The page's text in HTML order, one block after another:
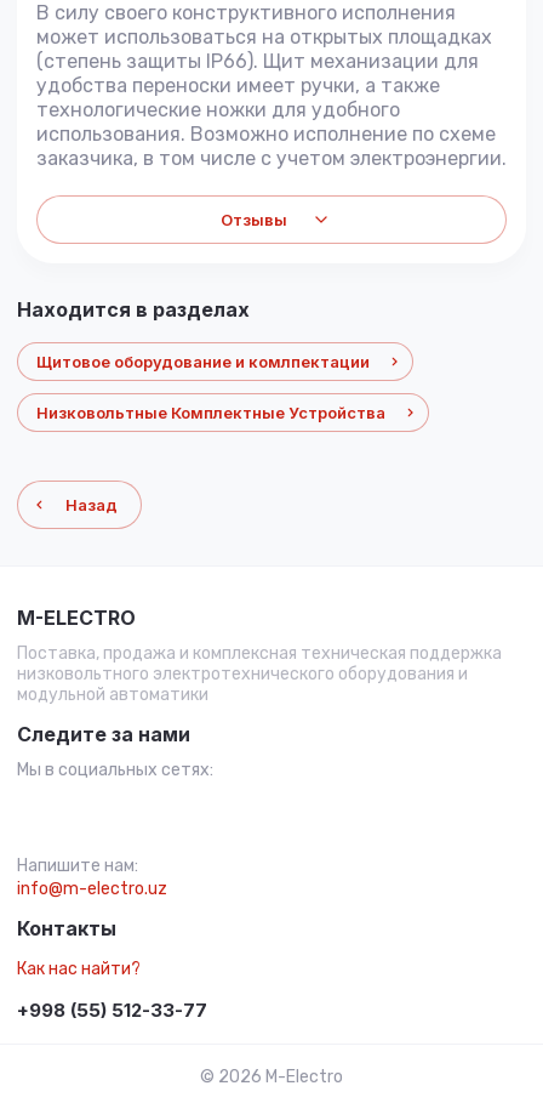
В силу своего конструктивного исполнения
может использоваться на открытых площадках
(степень защиты IP66). Щит механизации для
удобства переноски имеет ручки, а также
технологические ножки для удобного
использования. Возможно исполнение по схеме
заказчика, в том числе с учетом электроэнергии.
Отзывы
Находится в разделах
Щитовое оборудование и комлпектации
Низковольтные Комплектные Устройства
Назад
M-ELECTRO
Поставка, продажа и комплексная техническая поддержка
низковольтного электротехнического оборудования и
модульной автоматики
Следите за нами
Мы в социальных сетях:
Напишите нам:
info@m-electro.uz
Контакты
Как нас найти?
+998 (55) 512-33-77
© 2026 M-Electro